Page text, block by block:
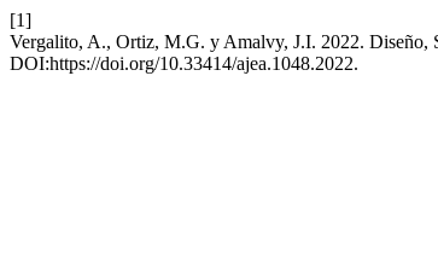
[1]
Vergalito, A., Ortiz, M.G. y Amalvy, J.I. 2022. Diseño,
DOI:https://doi.org/10.33414/ajea.1048.2022.